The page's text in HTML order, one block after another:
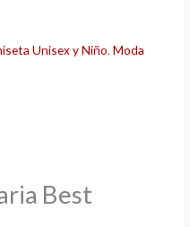
Unisex y Niño,Moda
Best